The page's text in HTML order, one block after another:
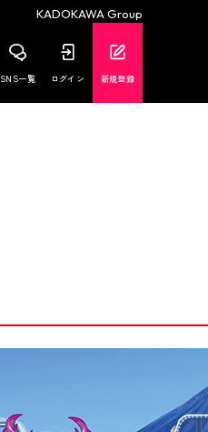
KADOKAWA Group
SNS一覧 ログイン 新規登録